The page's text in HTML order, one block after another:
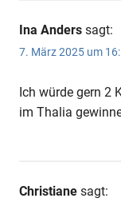
Ina Anders sagt:
7. März 2025 um
Ich würde gern 2
im Thalia
Christiane sagt: